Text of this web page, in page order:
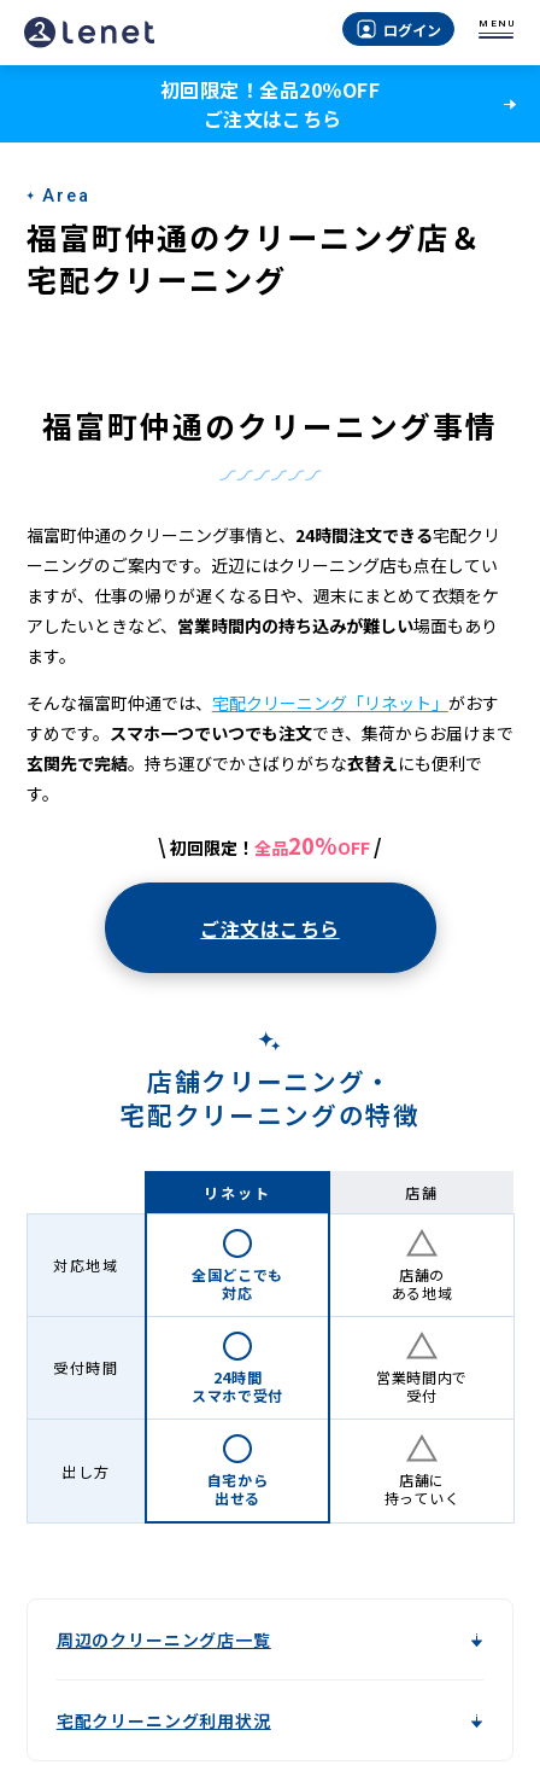
福
富
仲
通
の
ク
店
＆
宅
配
ク
リ
ー
ログイン MENU
初回限定！全品20％OFF
ご注文はこちら
Area
福富町仲通のクリーニング店＆
宅配クリーニング
福富町仲通のクリーニング事情
福富町仲通のクリーニング事情と、 24時間注文できる宅配クリ
ーニングのご案内です。近辺にはクリーニング店も点在してい
ますが、仕事の帰りが遅くなる日や、週末にまとめて衣類をケ
アしたいときなど、 営業時間内の持ち込みが難しい場面もあり
ます。
そんな福富町仲通では、 宅配クリーニング「リネット」 がおす
すめです。 スマホ一つでいつでも注文でき、集荷からお届けまで
玄関先で完結。持ち運びでかさばりがちな衣替えにも便利で
す。
\ 初回限定！ 全品20%OFF /
ご注文はこちら
店舗クリーニング・
宅配クリーニングの特徴
リネット 店舗
対応地域
全国どこでも
対応
店舗の
ある地域
受付時間
24時間
スマホで受付
営業時間内で
受付
出し方
自宅から
出せる
店舗に
持っていく
周辺のクリーニング店一覧
宅配クリーニング利用状況